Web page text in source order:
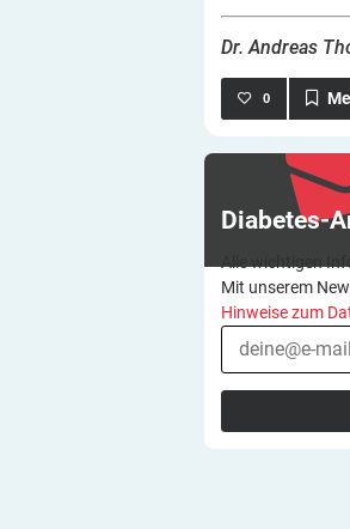
Dr. Andreas
0
Diabetes-
Alle wichtigen
Mit unserem
Hinweise zum